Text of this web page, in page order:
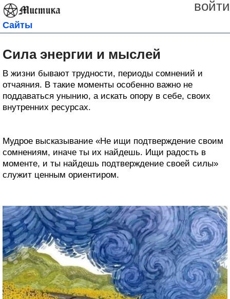
войти
Сайты
Сила энергии и мыслей
В жизни бывают трудности, периоды сомнений и
отчаяния. В такие моменты особенно важно не
поддаваться унынию, а искать опору в себе, своих
внутренних ресурсах.
Мудрое высказывание «Не ищи подтверждение своим
сомнениям, иначе ты их найдешь. Ищи радость в
моменте, и ты найдешь подтверждение своей силы»
служит ценным ориентиром.